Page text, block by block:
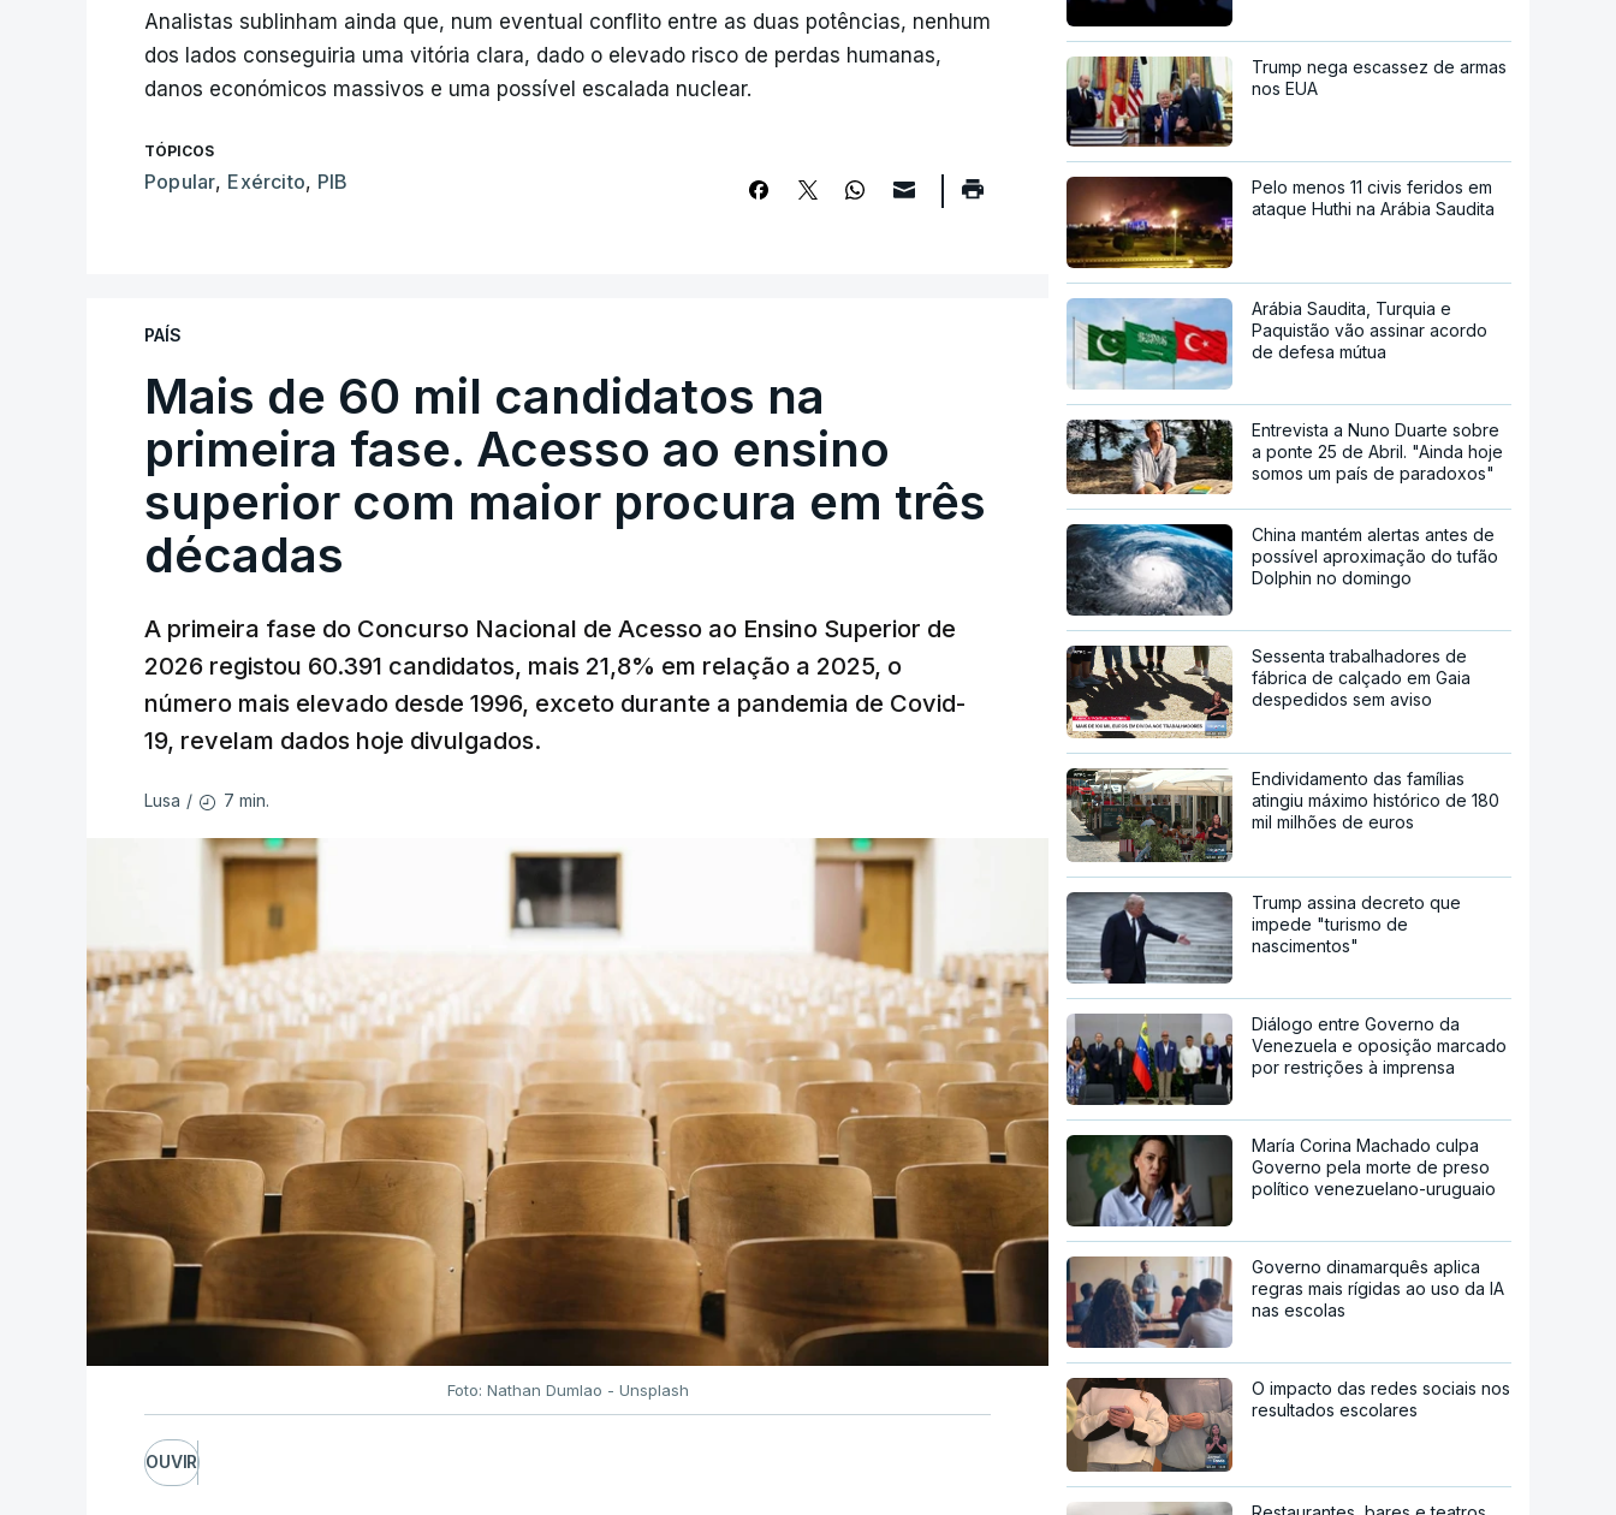
Analistas sublinham ainda que, num eventual conflito entre as duas potências, nenhum
dos lados conseguiria uma vitória clara, dado o elevado risco de perdas humanas,
danos económicos massivos e uma possível escalada nuclear.
TÓPICOS
Popular, Exército, PIB
PAÍS
Mais de 60 mil candidatos na
primeira fase. Acesso ao ensino
superior com maior procura em três
décadas
A primeira fase do Concurso Nacional de Acesso ao Ensino Superior de
2026 registou 60.391 candidatos, mais 21,8% em relação a 2025, o
número mais elevado desde 1996, exceto durante a pandemia de Covid-
19, revelam dados hoje divulgados.
Lusa / 7 min.
Foto: Nathan Dumlao - Unsplash
OUVIR
Trump nega escassez de armas
nos EUA
Pelo menos 11 civis feridos em
ataque Huthi na Arábia Saudita
Arábia Saudita, Turquia e
Paquistão vão assinar acordo
de defesa mútua
Entrevista a Nuno Duarte sobre
a ponte 25 de Abril. "Ainda hoje
somos um país de paradoxos"
China mantém alertas antes de
possível aproximação do tufão
Dolphin no domingo
Sessenta trabalhadores de
fábrica de calçado em Gaia
despedidos sem aviso
Endividamento das famílias
atingiu máximo histórico de 180
mil milhões de euros
Trump assina decreto que
impede "turismo de
nascimentos"
Diálogo entre Governo da
Venezuela e oposição marcado
por restrições à imprensa
María Corina Machado culpa
Governo pela morte de preso
político venezuelano-uruguaio
Governo dinamarquês aplica
regras mais rígidas ao uso da IA
nas escolas
O impacto das redes sociais nos
resultados escolares